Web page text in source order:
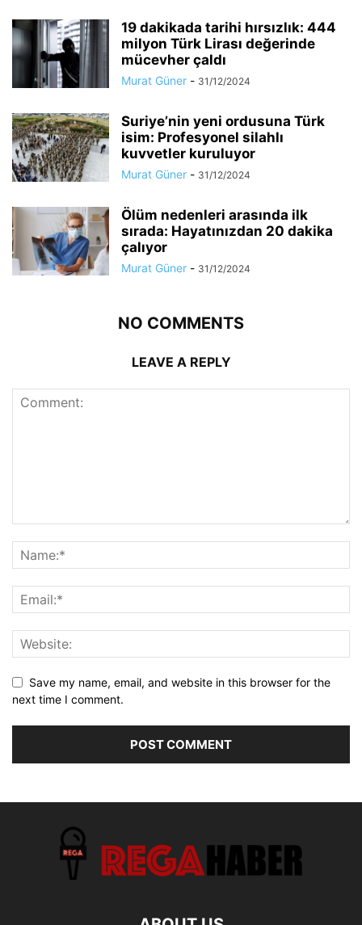
19 dakikada tarihi hırsızlık: 444
milyon Türk Lirası değerinde
mücevher çaldı
Murat Güner - 31/12/2024
Suriye’nin yeni ordusuna Türk
isim: Profesyonel silahlı
kuvvetler kuruluyor
Murat Güner - 31/12/2024
Ölüm nedenleri arasında ilk
sırada: Hayatınızdan 20 dakika
çalıyor
Murat Güner - 31/12/2024
NO COMMENTS
LEAVE A REPLY
Save my name, email, and website in this browser for the
next time I comment.